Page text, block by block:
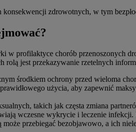
zdrowotnych, w tym
w profilaktyce chorób przenoszonych
rolą jest przekazywanie rzetelnych
środkiem ochrony przed wieloma
użycia, aby zapewnić
takich jak częsta zmiana
wczesne wykrycie i leczenie
może przebiegać bezobjawowo, a ich